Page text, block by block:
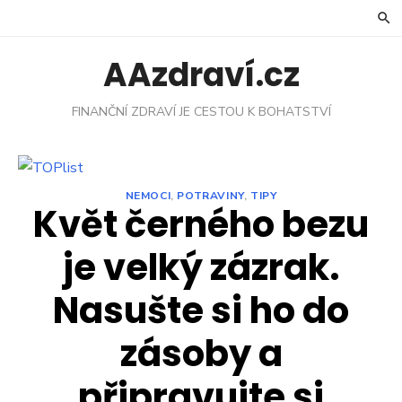
AAzdraví.cz
FINANČNÍ ZDRAVÍ JE CESTOU K BOHATSTVÍ
NEMOCI, POTRAVINY, TIPY
Květ černého bezu
je velký zázrak.
Nasušte si ho do
zásoby a